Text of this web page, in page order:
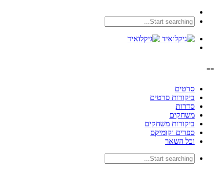
--
סרטים
ביקורות סרטים
סדרות
משחקים
ביקורות משחקים
ספרים וקומיקס
וכל השאר